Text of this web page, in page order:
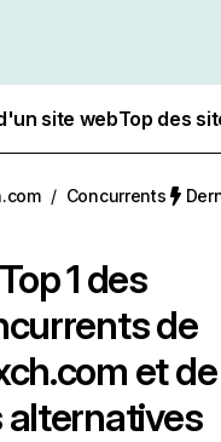
site webTop des
/ Concurrents
Top 1 des
de
et de
alternatives